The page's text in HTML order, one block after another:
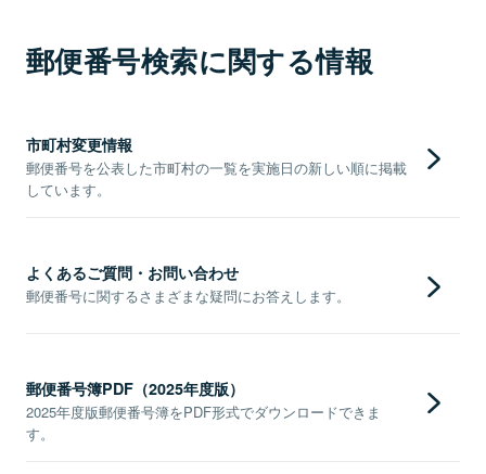
郵便番号検索に関する情報
市町村変更情報
郵便番号を公表した市町村の一覧を実施日の新しい順に掲載
しています。
よくあるご質問・お問い合わせ
郵便番号に関するさまざまな疑問にお答えします。
郵便番号簿PDF（2025年度版）
2025年度版郵便番号簿をPDF形式でダウンロードできま
す。